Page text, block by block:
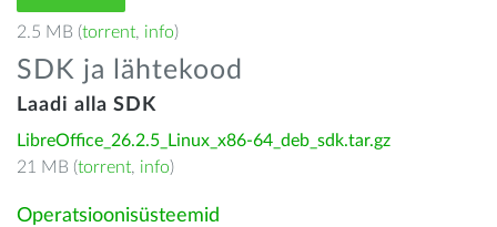
2.5 MB (torrent, info)
SDK ja lähtekood
Laadi alla SDK
LibreOffice_26.2.5_Linux_x86-64_deb_sdk.tar.gz
21 MB (torrent, info)
Operatsioonisüsteemid